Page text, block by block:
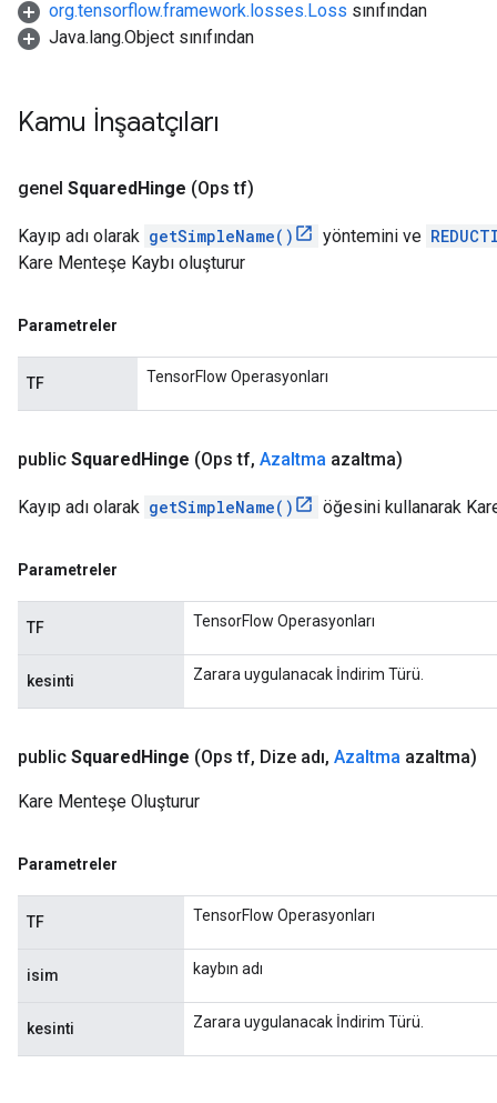
org.tensorflow.framework.losses.Loss sınıfından
Java.lang.Object sınıfından
Kamu İnşaatçıları
genel SquaredHinge (Ops tf)
Kayıp adı olarak getSimpleName() yöntemini ve
Kare Menteşe Kaybı oluşturur
Parametreler
TF TensorFlow Operasyonları
public SquaredHinge (Ops tf, Azaltma azaltma)
Kayıp adı olarak getSimpleName() öğesini kullanarak
Parametreler
TF TensorFlow Operasyonları
kesinti Zarara uygulanacak İndirim Türü.
public SquaredHinge (Ops tf, Dize adı, Azaltma azaltma)
Kare Menteşe Oluşturur
Parametreler
TF TensorFlow Operasyonları
isim kaybın adı
kesinti Zarara uygulanacak İndirim Türü.